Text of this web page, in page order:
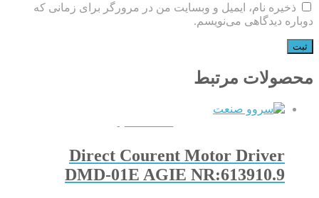
ذخیره نام، ایمیل و وبسایت من در مرورگر برای زمانی که
دوباره دیدگاهی می‌نویسم.
محصولات مرتبط
Direct Courent Motor Driver
DMD-01E AGIE NR:613910.9